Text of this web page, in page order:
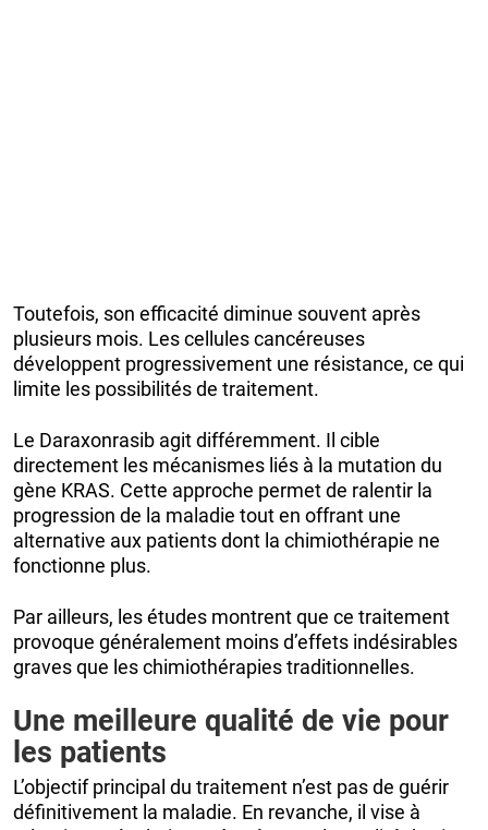
Toutefois, son efficacité diminue souvent après
plusieurs mois. Les cellules cancéreuses
développent progressivement une résistance, ce qui
limite les possibilités de traitement.
Le Daraxonrasib agit différemment. Il cible
directement les mécanismes liés à la mutation du
gène KRAS. Cette approche permet de ralentir la
progression de la maladie tout en offrant une
alternative aux patients dont la chimiothérapie ne
fonctionne plus.
Par ailleurs, les études montrent que ce traitement
provoque généralement moins d’effets indésirables
graves que les chimiothérapies traditionnelles.
Une meilleure qualité de vie pour
les patients
L’objectif principal du traitement n’est pas de guérir
définitivement la maladie. En revanche, il vise à